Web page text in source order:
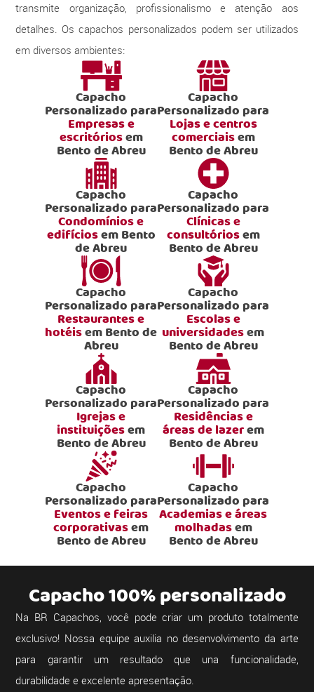
transmite organização, profissionalismo e atenção aos
detalhes. Os capachos personalizados podem ser utilizados
em diversos ambientes:
Capacho
Personalizado para
Empresas e
escritóriosem
Bento de Abreu
Capacho
Personalizado para
Lojas e centros
comerciaisem
Bento de Abreu
Capacho
Personalizado para
Condomínios e
edifíciosem Bento
de Abreu
Capacho
Personalizado para
Clínicas e
consultóriosem
Bento de Abreu
Capacho
Personalizado para
Restaurantes e
hotéisem Bento de
Abreu
Capacho
Personalizado para
Escolas e
universidadesem
Bento de Abreu
Capacho
Personalizado para
Igrejas e
instituiçõesem
Bento de Abreu
Capacho
Personalizado para
Residências e
áreas de lazerem
Bento de Abreu
Capacho
Personalizado para
Eventos e feiras
corporativasem
Bento de Abreu
Capacho
Personalizado para
Academias e áreas
molhadasem
Bento de Abreu
Capacho 100% personalizado
Na BR Capachos, você pode criar um produto totalmente
exclusivo! Nossa equipe auxilia no desenvolvimento da arte
para garantir um resultado que una funcionalidade,
durabilidade e excelente apresentação.